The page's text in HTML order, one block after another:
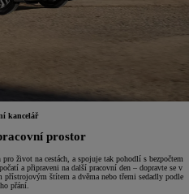
kancelář
prostor
život na cestách, a spojuje tak pohodlí s bezpočtem
a připraveni na další pracovní den – dopravte se v
štítem a dvěma nebo třemi sedadly podle
přání.